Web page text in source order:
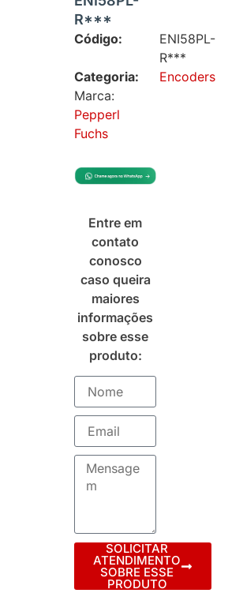
R***
Código:
ENI58PL-
R***
Categoria:
Encoders
Marca:
Pepperl
Fuchs
Entre em
contato
conosco
caso queira
maiores
informações
sobre esse
produto:
SOLICITAR
ATENDIMENTO
SOBRE ESSE
PRODUTO